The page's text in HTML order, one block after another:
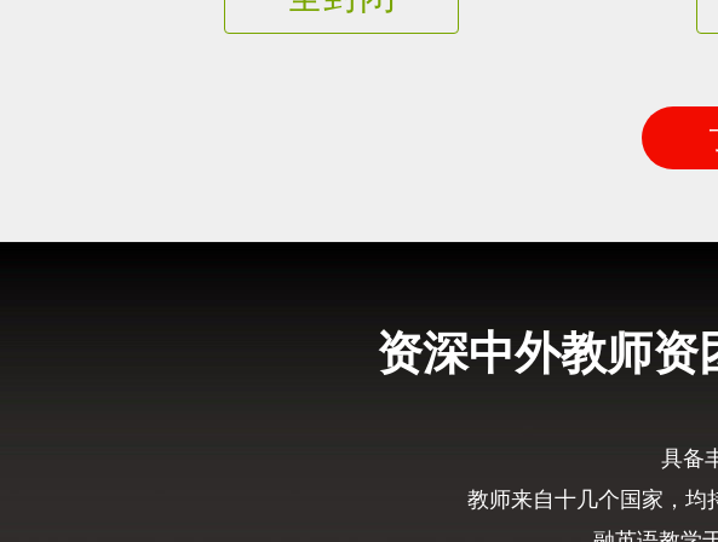
资深中外教师资
具备
教师来自十几个国家，均